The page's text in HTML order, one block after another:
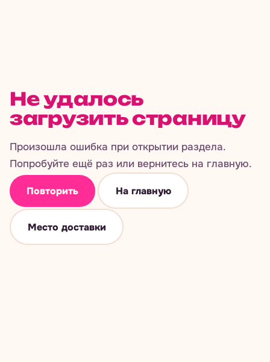
Не удалось
загрузить страницу
Произошла ошибка при открытии раздела.
Попробуйте ещё раз или вернитесь на главную.
Повторить На главную
Место доставки